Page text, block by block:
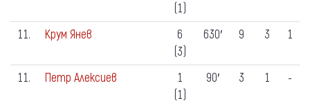
(1)
11. Крум Янев
6
(3)
630′ 9 3 1
11. Петр Алексиев
1
(1)
90′ 3 1 -